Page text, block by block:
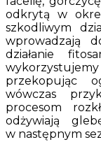
odkrytą w
szkodliwym
wprowadzają
działanie
przekopując
wówczas
procesom
odżywiają
w następnym